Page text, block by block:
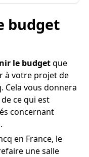
budget
le budgetque
à votre projet de
Cela vous donnera
ce qui est
concernant
en France, le
une salle